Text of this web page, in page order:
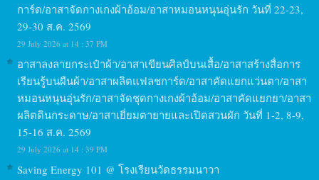
การ์ด/อาสาจัดกางเกงผ้าอ้อม/อาสาหมอนหนุนอุ่นรัก วันที่ 22-23,
29-30 ส.ค. 2569
29 July 2026 at 14 : 37 PM
อาสาลงลายกระเป๋าผ้า/อาสาเขียนศิลป์บนเสื้อ/อาสาสร้างสื่อการ
เรียนรู้บนผืนผ้า/อาสาผลิตแฟลชการ์ด/อาสาคัดแยกแว่นตา/อาสา
หมอนหนุนอุ่นรัก/อาสาจัดชุดกางเกงผ้าอ้อม/อาสาคัดแยกยา/อาสา
ผลิตดินกระดาษ/อาสาเยี่ยมตายายและเปิดสวนผัก วันที่ 1-2, 8-9,
15-16 ส.ค. 2569
29 July 2026 at 14 : 39 PM
Saving Energy 101 @ โรงเรียนวัดธรรมนาวา